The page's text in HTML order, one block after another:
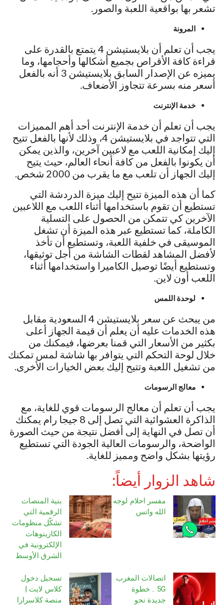
تشعر بها بواقعية اللعبة والصور.
المرونة
يجب أن تعلم أن بلايستيشن 4 يتمتع بالقدرة على
قراءة كافة الأقراص بجميع أشكالها وأحجامها، وما
يميزه عن الإصدار السابق بلايستيشن 3 أنه بالفعل
أسعر منه بسرعة تتجاوز الأضعاف.
خدمة الإنترنت
يجب أن تعلم أن خدمة الإنترنت أحد أهم المميزات
التي تتواجد في بلايستيشن 4، وذلك لأنها بالفعل تتيح
إليك إمكانية اللعب مع لاعبين آخرين، والذين يمكن
أن يكونوا بالفعل من كافة أنحاء العالم، حيث يتيح
إليك الجهاز أن تلعب مع ما يقرب من 2000 شخص.
كما أن هذه الميزة تتيح إليك ميزة الدردشة التي
تستطيع أن تقوم باستخدامها أثناء اللعب مع اللاعبين
الآخرين كي تتمكن من الحصول على التسلية
الكاملة، كما تستطيع عبر هذه الميزة أن تشغل
الموسيقى في خلفية اللعبة، وتستطيع أن تأخذ
لأفضل المشاهد لقطات الشاشة من أجل توثيقها،
وتستطيع أيضًا توصيل الكاميرا واستخدامها أثناء
اللعب أون لاين.
لوحدة اللمس
من يبحث عن سعر بلايستيشن 4 السعودية مقابل
هذه الخدمات عليه أن يعلم أن قيمة الجهاز أعلى
بكثير من الأسعار التي قمنا بعرضها، فيمكنك من
خلال لوحة التحكم التي يتوافر بها شاشة لمس تمكنك
من تشغيل اللعبة وتتيح إليك بعض الخيارات الأخرى.
معالج الرسومات
يجب أن تعلم أن معالج الرسومات قوي للغاية، مع
الذاكرة العشوائية التي تصل إلى 8 جيجا رام يمكنك
أن تصل في النهاية إلى أفضل نتيجة من حيث الصورة
الواضحة، والرسومات العالية الجودة التي تستطيع
رؤيتها بشكل واضح ومميز للغاية.
شاهد الزوار أيضاً:
مفسر احلام لوجه
الله واتس
بنية المنصات
الرقمية التي
تشكّل منظومات
الكازينوهات
الإلكترونية في
الشرق الأوسط
اتصالات المغرب
5G .. خطوة
جديدة نحو
تسجيل دخول
كلاس لايت |
منصة كلاسرارا